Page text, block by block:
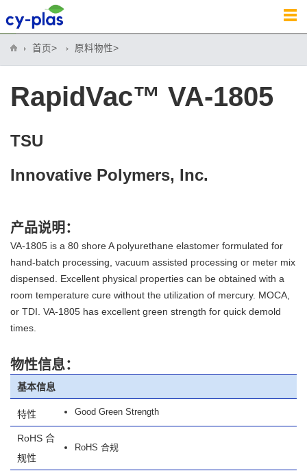
首页> 原料物性>
RapidVac™ VA-1805
TSU
Innovative Polymers, Inc.
产品说明：
VA-1805 is a 80 shore A polyurethane elastomer formulated for
hand-batch processing, vacuum assisted processing or meter mix
dispensed. Excellent physical properties can be obtained with a
room temperature cure without the utilization of mercury. MOCA,
or TDI. VA-1805 has excellent green strength for quick demold
times.
物性信息：
基本信息
特性 Good Green Strength
RoHS 合
规性
RoHS 合规